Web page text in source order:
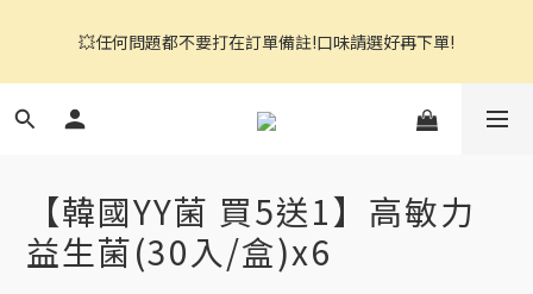
💥任何問題都不要打在訂單備註!口味請選好再下單!
📢保健食品請自行斟酌購買，商品詳情皆有文字說明若不清楚請先
官網都是自助下單,右上角↗️三條線點開可看到商品分頁
【韓國YY菌 買5送1】高敏力
益生菌(30入/盒)x6